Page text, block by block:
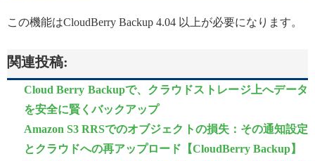
この機能はCloudBerry Backup 4.04 以上が必要になります。
関連投稿:
Cloud Berry Backupで、クラウドストレージ上へデータ
を安全に賢くバックアップ
Amazon S3 RRSでのオブジェクトの損失：その通知設定
とクラウドへの再アップロード【CloudBerry Backup】